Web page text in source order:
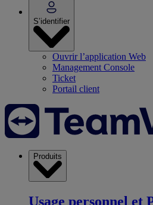
S’identifier
Ouvrir l’application Web
Management Console
Ticket
Portail client
Produits
Usage personnel et